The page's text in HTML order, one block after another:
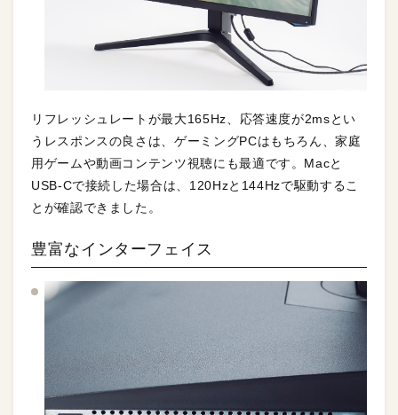
リフレッシュレートが最大165Hz、応答速度が2msとい
うレスポンスの良さは、ゲーミングPCはもちろん、家庭
用ゲームや動画コンテンツ視聴にも最適です。Macと
USB-Cで接続した場合は、120Hzと144Hzで駆動するこ
とが確認できました。
豊富なインターフェイス